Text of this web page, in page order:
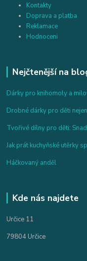
Kontakty
Doprava a platba
Reklamace
Hodnoceni
Nejčtenější na
Dárky pro knihomoly a
Drobné dárky pro děti
Tvořivé dílny pro děti:
Jak prát kuchyňské utěrky
Háčkovaný anděl
Kde nás najdete
Určice 11
79804 Určice